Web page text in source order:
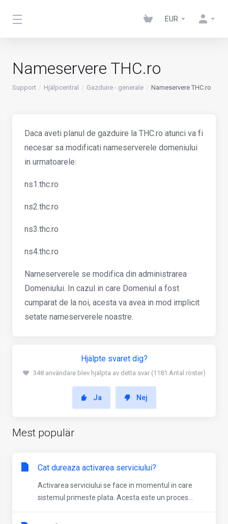
EUR
Nameservere THC.ro
Support Hjälpcentral Gazduire - generale Nameservere THC.ro
Daca aveti planul de gazduire la THC.ro atunci va fi
necesar sa modificati nameserverele domeniului
in urmatoarele:
ns1.thc.ro
ns2.thc.ro
ns3.thc.ro
ns4.thc.ro
Nameserverele se modifica din administrarea
Domeniului. In cazul in care Domeniul a fost
cumparat de la noi, acesta va avea in mod implicit
setate nameserverele noastre.
Hjälpte svaret dig?
348 användare blev hjälpta av detta svar (1181 Antal röster)
Ja Nej
Mest populär
Cat dureaza activarea serviciului?
Activarea serviciului se face in momentul in care
sistemul primeste plata. Acesta este un proces...